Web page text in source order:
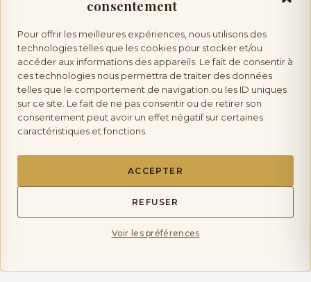
consentement
Pour offrir les meilleures expériences, nous utilisons des
technologies telles que les cookies pour stocker et/ou
accéder aux informations des appareils. Le fait de consentir à
ces technologies nous permettra de traiter des données
telles que le comportement de navigation ou les ID uniques
sur ce site. Le fait de ne pas consentir ou de retirer son
consentement peut avoir un effet négatif sur certaines
caractéristiques et fonctions.
ACCEPTER
REFUSER
Voir les préférences
santé, à consommer avec modération. Vente interdite aux mineurs.
Provence | tous droits réservés.
Mentions Légales
Politique de Confidentialité